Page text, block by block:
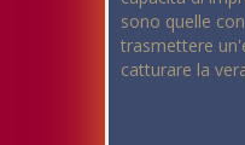
sono quelle
trasmettere
catturare la